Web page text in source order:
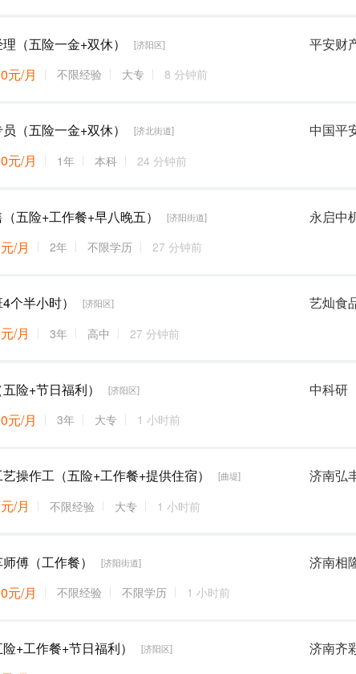
（五险一金+双休） [济阳区]
元/月 不限经验 大专 8 分钟前
平安财
（五险一金+双休） [济北街道]
元/月 1年 本科 24 分钟前
五险+工作餐+早八晚五） [济阳街道]
/月 2年 不限学历 27 分钟前
个半小时） [济阳区]
/月 3年 高中 27 分钟前
艺灿食
险+节日福利） [济阳区]
元/月 3年 大专 1 小时前
操作工（五险+工作餐+提供住宿） [曲堤]
/月 不限经验 大专 1 小时前
济南弘
傅（工作餐） [济阳街道]
元/月 不限经验 不限学历 1 小时前
济南相
+工作餐+节日福利） [济阳区] 济南齐